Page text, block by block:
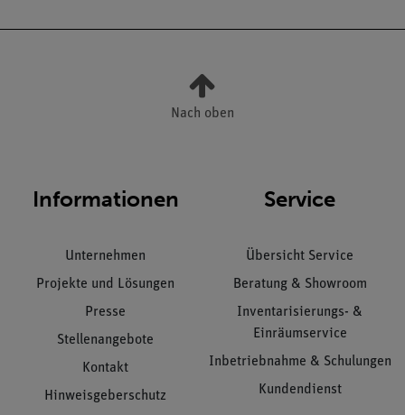
Nach oben
Informationen
Unternehmen
Projekte und Lösungen
Presse
Stellenangebote
Kontakt
Hinweisgeberschutz
Service
Übersicht Service
Beratung & Showroom
Inventarisierungs- &
Einräumservice
Inbetriebnahme & Schulungen
Kundendienst